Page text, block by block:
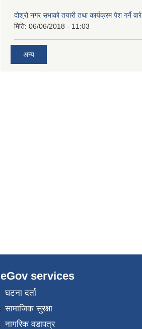
दोश्रो नगर सभाको तयारी तथा कार्यक्रम पेश गर्ने वारे
मिति: 06/06/2018 - 11:03
अन्य
eGov services
घटना दर्ता
सामाजिक सुरक्षा
नागरिक वडापत्र